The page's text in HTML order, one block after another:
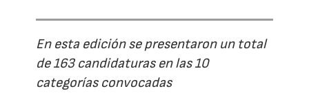
En esta edición se presentaron un total
de 163 candidaturas en las 10
categorías convocadas